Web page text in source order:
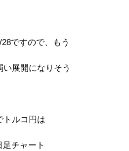
ですので、もう
い展開になりそう
トルコ円は
足チャート